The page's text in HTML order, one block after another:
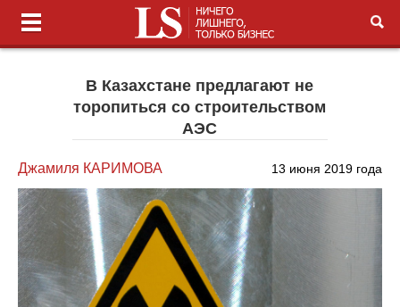
В Казахстане предлагают не
торопиться со строительством
АЭС
Джамиля КАРИМОВА 13 июня 2019 года